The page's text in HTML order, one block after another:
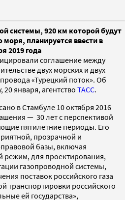
системы, 920 км которой будут
планируется ввести в
2019 года
соглашение между
двух морских и двух
«Турецкий поток». Об
января, агентство ТАСС.
в Стамбуле 10 октября 2016
— 30 лет с перспективой
пятилетние периоды. Его
прозрачной и
базы, включая
режим, для проектирования,
газопроводной системы,
поставок российского газа
транспортировки российского
ей государства»,